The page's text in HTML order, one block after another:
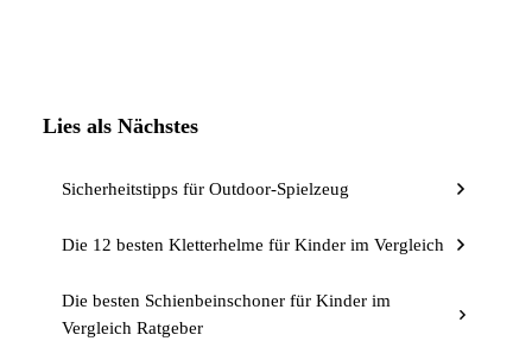
Lies als Nächstes
Sicherheitstipps für Outdoor-Spielzeug
Die 12 besten Kletterhelme für Kinder im Vergleich
Die besten Schienbeinschoner für Kinder im
Vergleich Ratgeber